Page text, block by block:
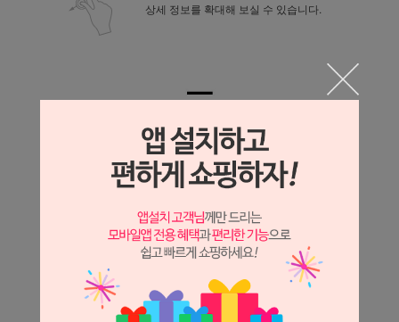
상세 정보를 확대해 보실 수 있습니다.